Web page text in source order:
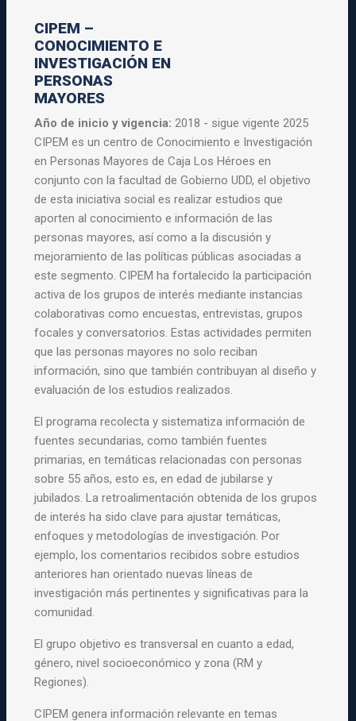
CIPEM –
CONOCIMIENTO E
INVESTIGACIÓN EN
PERSONAS
MAYORES
Año de inicio y vigencia:2018 - sigue vigente 2025
CIPEM es un centro de Conocimiento e Investigación
en Personas Mayores de Caja Los Héroes en
conjunto con la facultad de Gobierno UDD, el objetivo
de esta iniciativa social es realizar estudios que
aporten al conocimiento e información de las
personas mayores, así como a la discusión y
mejoramiento de las políticas públicas asociadas a
este segmento. CIPEM ha fortalecido la participación
activa de los grupos de interés mediante instancias
colaborativas como encuestas, entrevistas, grupos
focales y conversatorios. Estas actividades permiten
que las personas mayores no solo reciban
información, sino que también contribuyan al diseño y
evaluación de los estudios realizados.
El programa recolecta y sistematiza información de
fuentes secundarias, como también fuentes
primarias, en temáticas relacionadas con personas
sobre 55 años, esto es, en edad de jubilarse y
jubilados. La retroalimentación obtenida de los grupos
de interés ha sido clave para ajustar temáticas,
enfoques y metodologías de investigación. Por
ejemplo, los comentarios recibidos sobre estudios
anteriores han orientado nuevas líneas de
investigación más pertinentes y significativas para la
comunidad.
El grupo objetivo es transversal en cuanto a edad,
género, nivel socioeconómico y zona (RM y
Regiones).
CIPEM genera información relevante en temas